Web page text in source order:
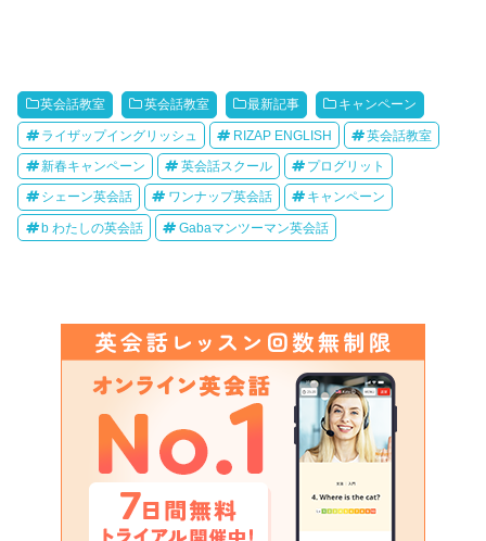
英会話教室 英会話教室 最新記事 キャンペーン
ライザップイングリッシュ RIZAP ENGLISH 英会話教室
新春キャンペーン 英会話スクール プログリット
シェーン英会話 ワンナップ英会話 キャンペーン
b わたしの英会話 Gabaマンツーマン英会話